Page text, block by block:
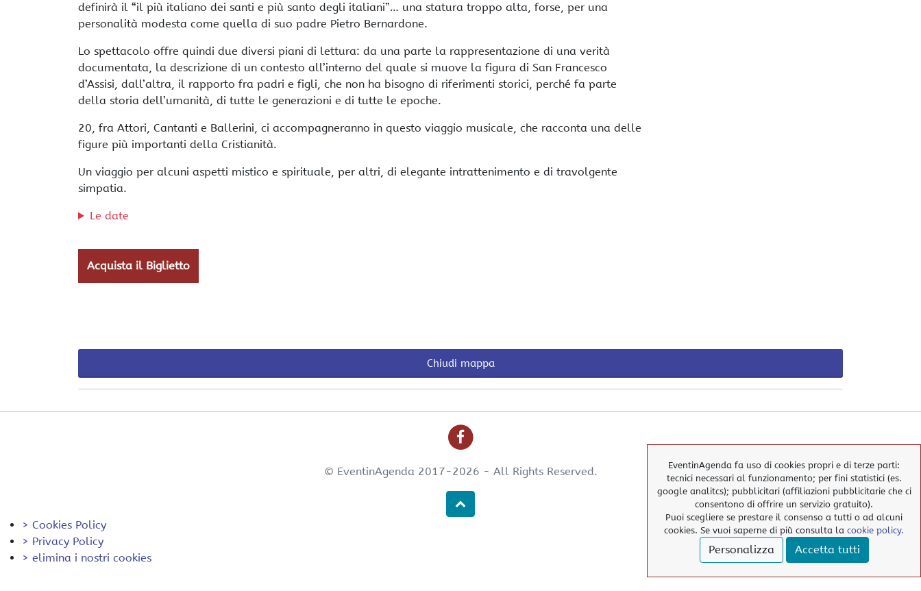
definirà il “il più italiano dei santi e più santo degli italiani”… una statura troppo alta, forse, per una
personalità modesta come quella di suo padre Pietro Bernardone.
Lo spettacolo offre quindi due diversi piani di lettura: da una parte la rappresentazione di una verità
documentata, la descrizione di un contesto all’interno del quale si muove la figura di San Francesco
d’Assisi, dall’altra, il rapporto fra padri e figli, che non ha bisogno di riferimenti storici, perché fa parte
della storia dell’umanità, di tutte le generazioni e di tutte le epoche.
20, fra Attori, Cantanti e Ballerini, ci accompagneranno in questo viaggio musicale, che racconta una delle
figure più importanti della Cristianità.
Un viaggio per alcuni aspetti mistico e spirituale, per altri, di elegante intrattenimento e di travolgente
simpatia.
Le date
Acquista il Biglietto
Chiudi mappa
© EventinAgenda 2017-2026 - All Rights Reserved.
EventinAgenda fa uso di cookies propri e di terze parti:
tecnici necessari al funzionamento; per fini statistici (es.
google analitcs); pubblicitari (affiliazioni pubblicitarie che ci
consentono di offrire un servizio gratuito).
Puoi scegliere se prestare il consenso a tutti o ad alcuni
cookies. Se vuoi saperne di più consulta la cookie policy.
Personalizza Accetta tutti
> Cookies Policy
> Privacy Policy
> elimina i nostri cookies